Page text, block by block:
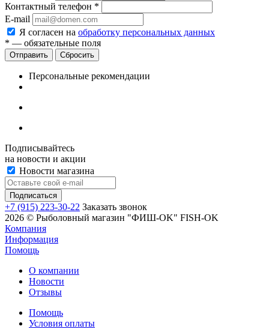
Контактный телефон *
E-mail
Я согласен на обработку персональных данных
* — обязательные поля
Сбросить
Персональные рекомендации
Подписывайтесь
на новости и акции
Новости магазина
+7 (915) 223-30-22 Заказать звонок
2026 © Рыболовный магазин "ФИШ-OK" FISH-OK
Компания
Информация
Помощь
О компании
Новости
Отзывы
Помощь
Условия оплаты